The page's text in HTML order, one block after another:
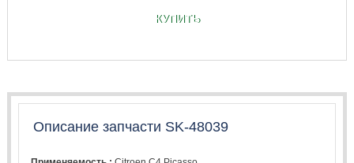
КУПИТЬ
Описание запчасти SK-48039